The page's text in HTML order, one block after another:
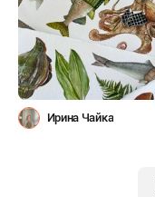
Ирина Чайка